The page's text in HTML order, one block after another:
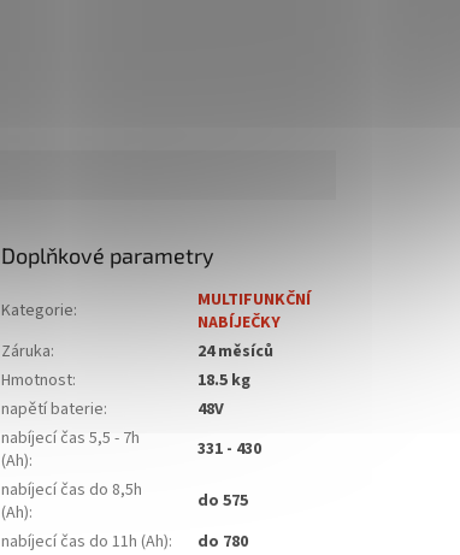
Doplňkové parametry
Kategorie:
MULTIFUNKČNÍ
NABÍJEČKY
Záruka:
24 měsíců
Hmotnost:
18.5 kg
napětí baterie:
48V
nabíjecí čas 5,5 - 7h
(Ah):
331 - 430
nabíjecí čas do 8,5h
(Ah):
do 575
nabíjecí čas do 11h (Ah):
do 780